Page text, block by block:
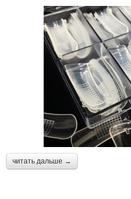
читать дальше →